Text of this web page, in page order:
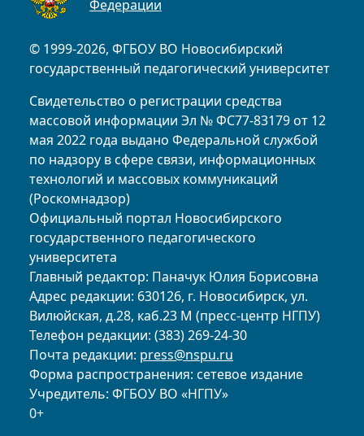
© 1999-2026, ФГБОУ ВО Новосибирский
государственный педагогический университет
Свидетельство о регистрации средства
массовой информации Эл № ФС77-83179 от 12
мая 2022 года выдано Федеральной службой
по надзору в сфере связи, информационных
технологий и массовых коммуникаций
(Роскомнадзор)
Официальный портал Новосибирского
государственного педагогического
университета
Главный редактор: Паначук Юлия Борисовна
Адрес редакции: 630126, г. Новосибирск, ул.
Вилюйская, д.28, каб.23 М (пресс-центр НГПУ)
Телефон редакции: (383) 269-24-30
Почта редакции: press@nspu.ru
Форма распространения: сетевое издание
Учредитель: ФГБОУ ВО «НГПУ»
0+
Федерации